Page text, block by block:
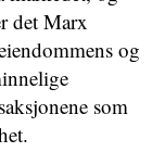
det Marx
og
som